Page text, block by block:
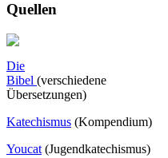
Quellen
Die
Bibel (verschiedene
Übersetzungen)
Katechismus (Kompendium)
Youcat (Jugendkatechismus)